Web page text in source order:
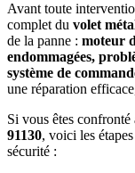
Avant toute
complet du volet
de la panne : moteur
endommagées,
système de
une réparation
Si vous êtes confronté
91130, voici les
sécurité :